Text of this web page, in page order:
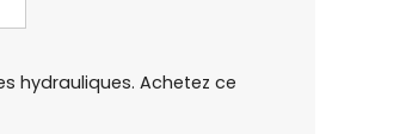
hydrauliques. Achetez ce